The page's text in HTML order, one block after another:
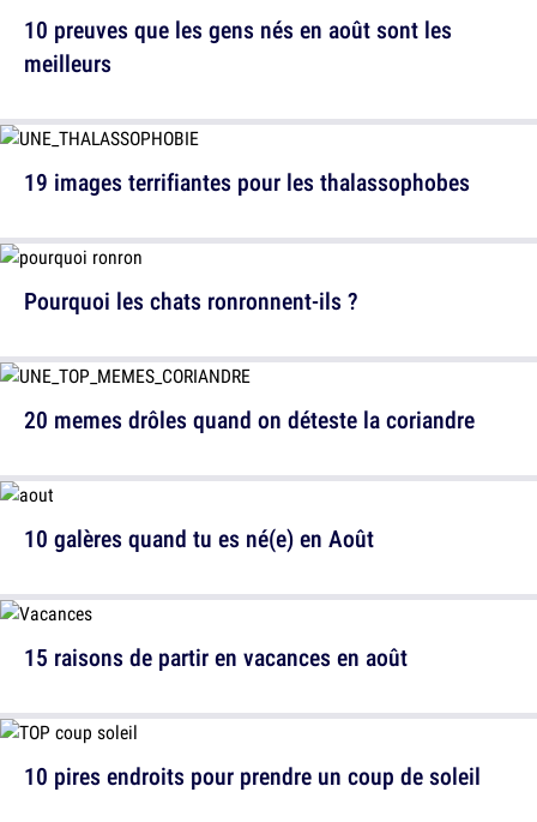
10 preuves que les gens nés en août sont les
meilleurs
Pourquoi les chats ronronnent-ils ?
10 galères quand tu es né(e) en Août
10 pires endroits pour prendre un coup de soleil
19 images terrifiantes pour les thalassophobes
20 memes drôles quand on déteste la coriandre
15 raisons de partir en vacances en août